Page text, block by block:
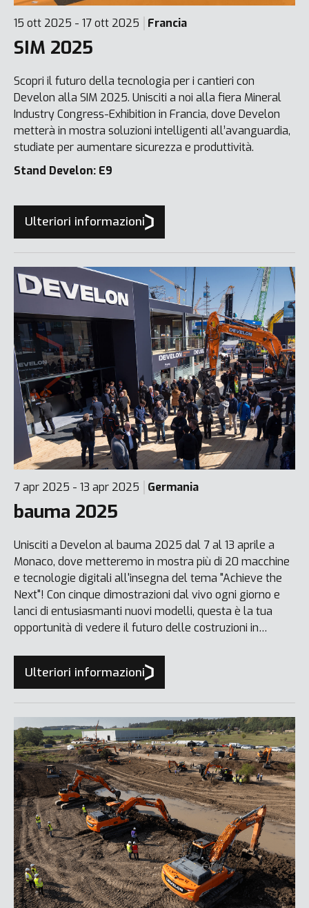
15 ott 2025 - 17 ott 2025 Francia
SIM 2025
Scopri il futuro della tecnologia per i cantieri con
Develon alla SIM 2025. Unisciti a noi alla fiera Mineral
Industry Congress-Exhibition in Francia, dove Develon
metterà in mostra soluzioni intelligenti all’avanguardia,
studiate per aumentare sicurezza e produttività.
Stand Develon: E9
Ulteriori informazioni
7 apr 2025 - 13 apr 2025 Germania
bauma 2025
Unisciti a Develon al bauma 2025 dal 7 al 13 aprile a
Monaco, dove metteremo in mostra più di 20 macchine
e tecnologie digitali all'insegna del tema "Achieve the
Next"! Con cinque dimostrazioni dal vivo ogni giorno e
lanci di entusiasmanti nuovi modelli, questa è la tua
opportunità di vedere il futuro delle costruzioni in
Ulteriori informazioni